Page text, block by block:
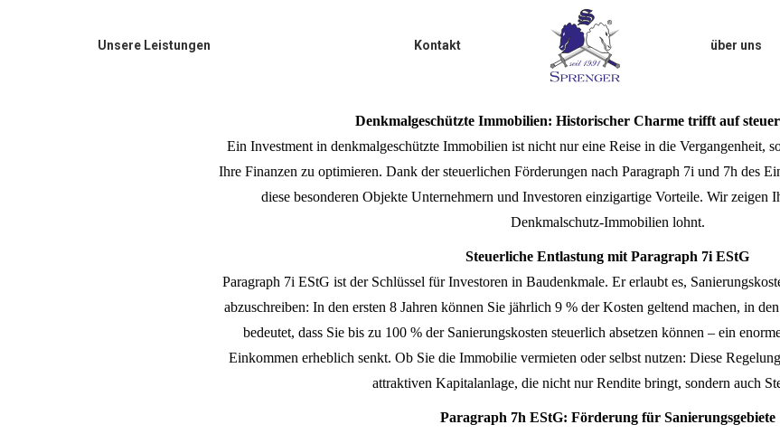
Unsere Leistungen Kontakt über uns
Denkmalgeschützte Immobilien: Historischer Charme trifft auf
Ein Investment in denkmalgeschützte Immobilien ist nicht nur eine Reise in die Vergangenheit,
Ihre Finanzen zu optimieren. Dank der steuerlichen Förderungen nach Paragraph 7i und 7h des
diese besonderen Objekte Unternehmern und Investoren einzigartige Vorteile. Wir zeigen
Denkmalschutz-Immobilien lohnt.
Steuerliche Entlastung mit Paragraph 7i EStG
Paragraph 7i EStG ist der Schlüssel für Investoren in Baudenkmale. Er erlaubt es,
abzuschreiben: In den ersten 8 Jahren können Sie jährlich 9 % der Kosten geltend machen, in
bedeutet, dass Sie bis zu 100 % der Sanierungskosten steuerlich absetzen können – ein
Einkommen erheblich senkt. Ob Sie die Immobilie vermieten oder selbst nutzen: Diese
attraktiven Kapitalanlage, die nicht nur Rendite bringt, sondern auch
Paragraph 7h EStG: Förderung für Sanierungsgebiete